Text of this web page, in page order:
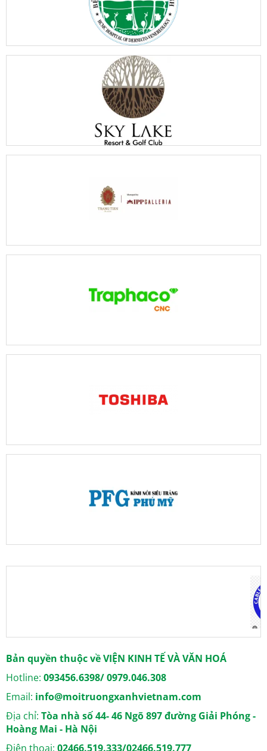
Bản quyền thuộc về VIỆN KINH TẾ VÀ VĂN HOÁ
Hotline: 093456.6398/ 0979.046.308
Email: info@moitruongxanhvietnam.com
Địa chỉ: Tòa nhà số 44- 46 Ngõ 897 đường Giải Phóng -
Hoàng Mai - Hà Nội
Điện thoại: 02466.519.333/02466.519.777